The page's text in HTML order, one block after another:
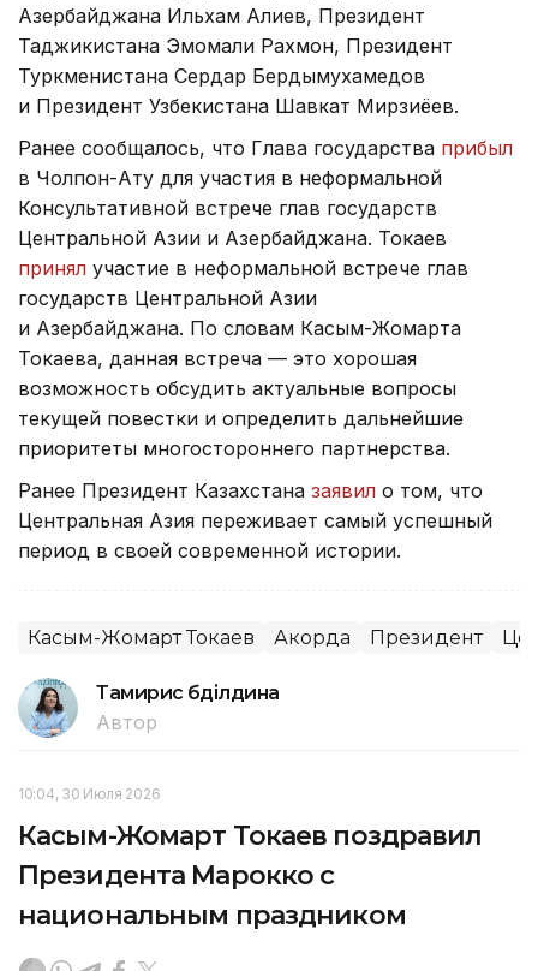
Азербайджана Ильхам Алиев, Президент
Таджикистана Эмомали Рахмон, Президент
Туркменистана Сердар Бердымухамедов
и Президент Узбекистана Шавкат Мирзиёев.
Ранее сообщалось, что Глава государства прибыл
в Чолпон-Ату для участия в неформальной
Консультативной встрече глав государств
Центральной Азии и Азербайджана. Токаев
принял участие в неформальной встрече глав
государств Центральной Азии
и Азербайджана. По словам Касым-Жомарта
Токаева, данная встреча — это хорошая
возможность обсудить актуальные вопросы
текущей повестки и определить дальнейшие
приоритеты многостороннего партнерства.
Ранее Президент Казахстана заявил о том, что
Центральная Азия переживает самый успешный
период в своей современной истории.
Касым-Жомарт Токаев Акорда Президент
Тамирис Әбділдина
Автор
10:04, 30 Июля 2026
Касым-Жомарт Токаев поздравил
Президента Марокко с
национальным праздником